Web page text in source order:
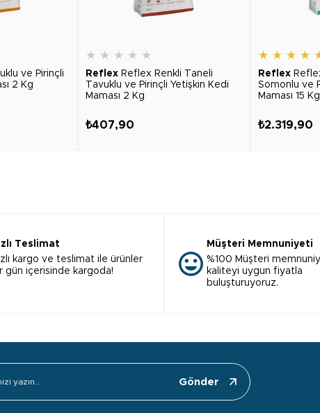
ve Pirinçli
2 Kg
★ ★ ★ ★ ★
Reflex Reflex Renkli Taneli
Tavuklu ve Pirinçli Yetişkin Kedi
Maması 2 Kg
₺407,90
★ ★ ★ ★
Reflex
Somonlu ve
Maması 15 Kg
₺2.319,90
Teslimat
kargo ve teslimat ile ürünler
gün içerisinde kargoda!
Müşteri Memnuniyeti
%100 Müşteri
kaliteyi uygun fiyatla
buluşturuyoruz.
Gönder